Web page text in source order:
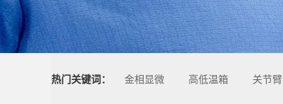
热门关键词： 金相显微 高低温箱 关节臂